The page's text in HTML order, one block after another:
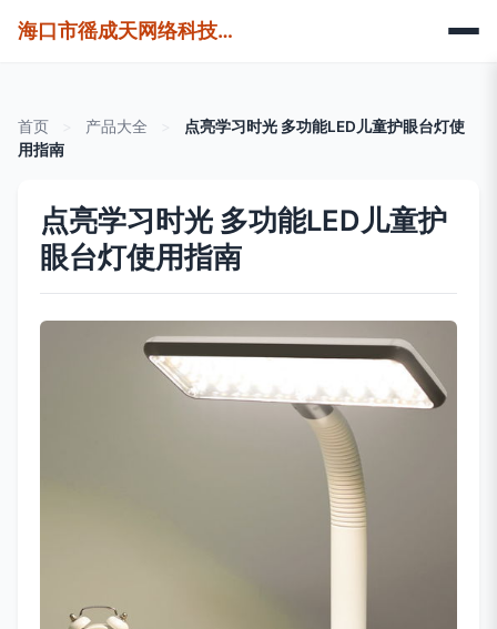
海口市徭成天网络科技有限公司
首页 产品大全
点亮学习时光 多功能LED儿童护眼台灯使
用指南
点亮学习时光 多功能LED儿童护
眼台灯使用指南